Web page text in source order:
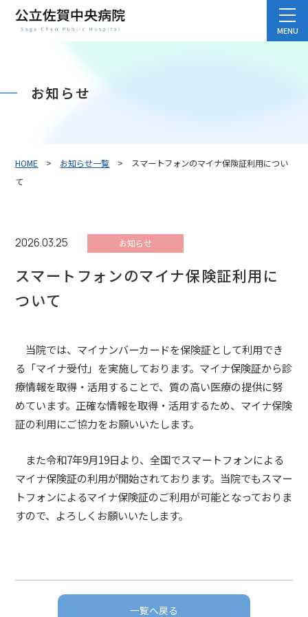
お知らせ
HOME > お知らせ一覧 > スマートフォンのマイナ保険証利用につい
て
2026.03.25 お知らせ
スマートフォンのマイナ保険証利用に
ついて
当院では、マイナンバーカードを保険証として利用でき
る「マイナ受付」を実施しております。マイナ保険証から診
療情報を取得・活用することで、質の高い医療の提供に努
めています。正確な情報を取得・活用するため、マイナ保険
証の利用にご協力をお願いいたします。
また令和7年9月19日より、全国でスマートフォンによる
マイナ保険証の利用が開始されております。当院でもスマー
トフォンによるマイナ保険証のご利用が可能となっておりま
すので、よろしくお願いいたします。
一覧へ戻る